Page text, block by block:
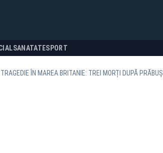
SANATATESPORT
TRAGEDIE ÎN MAREA BRITANIE: TREI MORȚI DUPĂ